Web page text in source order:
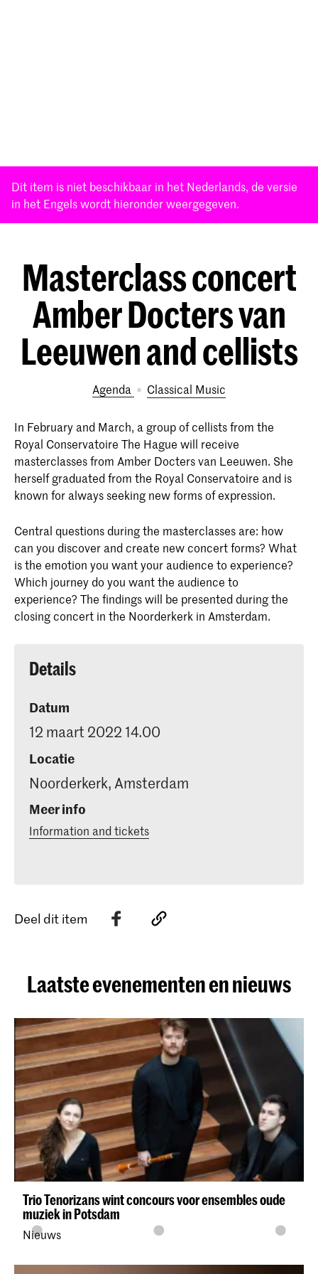
Dit item is niet beschikbaar in het Nederlands, de versie
in het Engels wordt hieronder weergegeven.
Masterclass concert
Amber Docters van
Leeuwen and cellists
Agenda Classical Music
In February and March, a group of cellists from the
Royal Conservatoire The Hague will receive
masterclasses from Amber Docters van Leeuwen. She
herself graduated from the Royal Conservatoire and is
known for always seeking new forms of expression.
Central questions during the masterclasses are: how
can you discover and create new concert forms? What
is the emotion you want your audience to experience?
Which journey do you want the audience to
experience? The findings will be presented during the
closing concert in the Noorderkerk in Amsterdam.
Details
Datum
12 maart 2022 14.00
Locatie
Noorderkerk, Amsterdam
Meer info
Information and tickets
Deel dit item
Laatste evenementen en nieuws
Trio Tenorizans wint concours voor ensembles oude
muziek in Potsdam
Nieuws